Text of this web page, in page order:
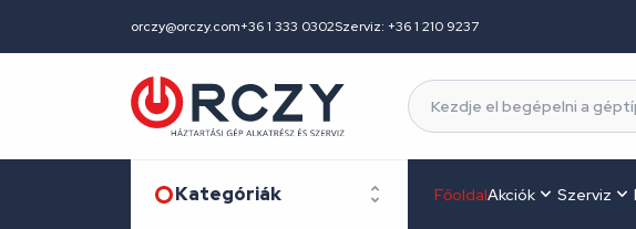
orczy@orczy.com+36 1 333 0302Szerviz: +36 1 210 9237
Kategóriák FőoldalAkciók Szerviz